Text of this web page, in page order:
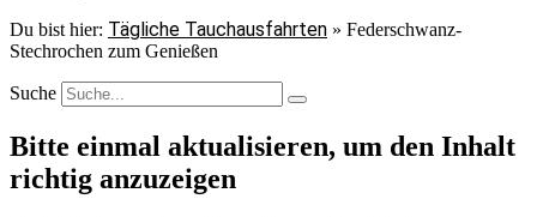
Du bist hier: Tägliche Tauchausfahrten » Federschwanz-
Stechrochen zum Genießen
Suche
Bitte einmal aktualisieren, um den Inhalt
richtig anzuzeigen